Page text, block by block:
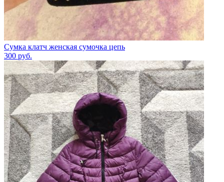
Сумка клатч женская сумочка цепь
300 руб.